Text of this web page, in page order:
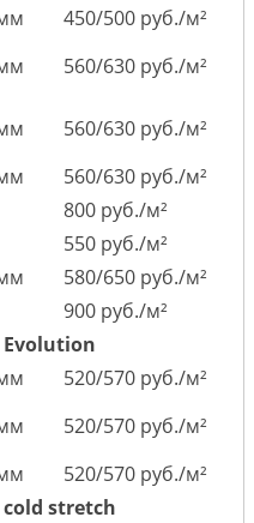
450/500 руб./м²
560/630 руб./м²
560/630 руб./м²
560/630 руб./м²
800 руб./м²
550 руб./м²
580/650 руб./м²
900 руб./м²
520/570 руб./м²
520/570 руб./м²
520/570 руб./м²
stretch